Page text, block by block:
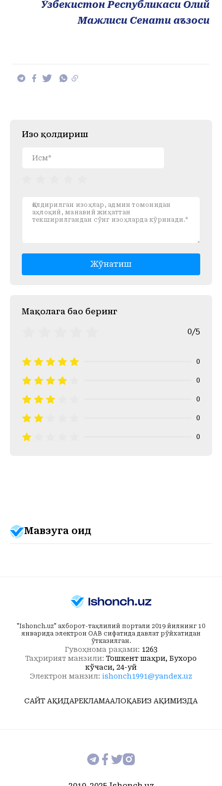
Ўзбекистон Республикаси Олий
Мажлиси Сенати аъзоси
Изоҳ қолдириш
Жўнатиш
Mақолага баҳо беринг
0/5
0
0
0
0
0
Мавзуга оид
"Ishonch.uz" ахборот-таҳлилий портали 2019 йилнинг 10
январида электрон ОАВ сифатида давлат рўйхатидан
ўтказилган.
Гувоҳнома рақами: 1263
Таҳририят манзили: Тошкент шаҳри, Бухоро
кўчаси, 24-уй
Электрон манзил: ishonch1991@yandex.uz
САЙТ ҲАҚИДАРЕКЛАМААЛОҚАБИЗ ҲАҚИМИЗДА